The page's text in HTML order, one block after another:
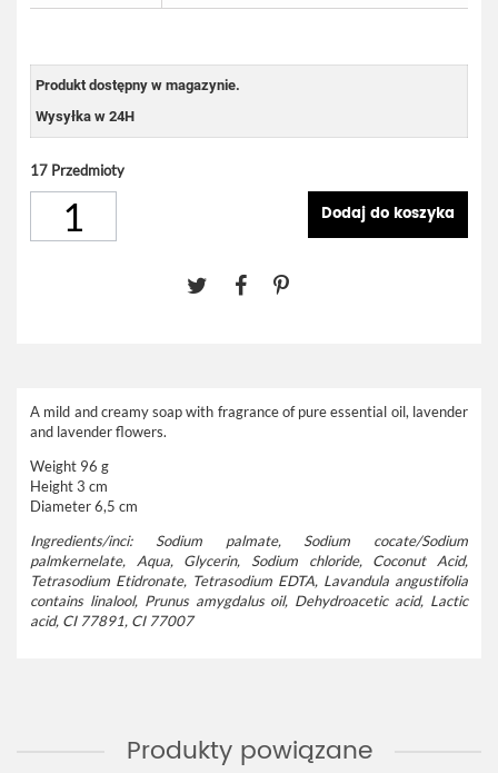
Produkt dostępny w magazynie.
Wysyłka w 24H
17 Przedmioty
Dodaj do koszyka
A mild and creamy soap with fragrance of pure essential oil, lavender
and lavender flowers.
Weight 96 g
Height 3 cm
Diameter 6,5 cm
Ingredients/inci: Sodium palmate, Sodium cocate/Sodium
palmkernelate, Aqua, Glycerin, Sodium chloride, Coconut Acid,
Tetrasodium Etidronate, Tetrasodium EDTA, Lavandula angustifolia
contains linalool, Prunus amygdalus oil, Dehydroacetic acid, Lactic
acid, CI 77891, CI 77007
Produkty powiązane